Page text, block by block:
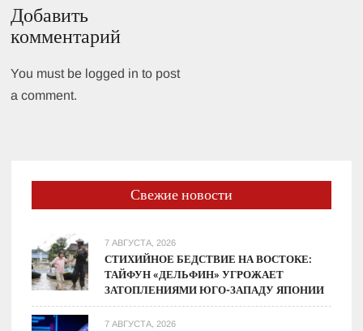
Добавить
комментарий
You must be logged in to post
a comment.
Свежие новости
7 АВГУСТА, 2026
СТИХИЙНОЕ БЕДСТВИЕ НА ВОСТОКЕ:
ТАЙФУН «ДЕЛЬФИН» УГРОЖАЕТ
ЗАТОПЛЕНИЯМИ ЮГО-ЗАПАДУ ЯПОНИИ
7 АВГУСТА, 2026